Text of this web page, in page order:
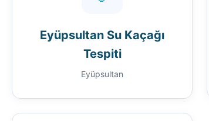
Eyüpsultan Su Kaçağı
Tespiti
Eyüpsultan